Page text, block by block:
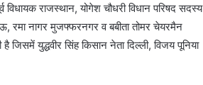
राजस्थान, योगेश चौधरी विधान परिषद सदस्य
नागर मुजफ्फरनगर व बबीता तोमर चेयरमैन
जिसमें युद्धवीर सिंह किसान नेता दिल्ली, विजय पूनिया